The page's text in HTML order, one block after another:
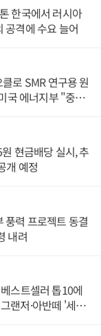
한국에서 러시아
공격에 수요 늘어
로 SMR 연구용 원
국 에너지부 "중요
현금배당 실시, 추
개 예정
풍력 프로젝트 동결
내려
스트셀러 톱10에
랜저·아반떼 '세단